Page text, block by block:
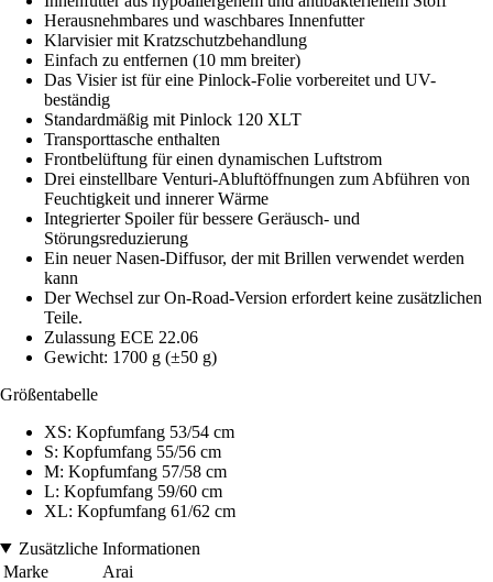
Herausnehmbares und waschbares Innenfutter
Klarvisier mit Kratzschutzbehandlung
Einfach zu entfernen (10 mm breiter)
Das Visier ist für eine Pinlock-Folie vorbereitet und UV-
beständig
Standardmäßig mit Pinlock 120 XLT
Transporttasche enthalten
Frontbelüftung für einen dynamischen Luftstrom
Drei einstellbare Venturi-Abluftöffnungen zum Abführen von
Feuchtigkeit und innerer Wärme
Integrierter Spoiler für bessere Geräusch- und
Störungsreduzierung
Ein neuer Nasen-Diffusor, der mit Brillen verwendet werden
kann
Der Wechsel zur On-Road-Version erfordert keine zusätzlichen
Teile.
Zulassung ECE 22.06
Gewicht: 1700 g (±50 g)
Größentabelle
XS: Kopfumfang 53/54 cm
S: Kopfumfang 55/56 cm
M: Kopfumfang 57/58 cm
L: Kopfumfang 59/60 cm
XL: Kopfumfang 61/62 cm
Zusätzliche Informationen
Marke
Arai